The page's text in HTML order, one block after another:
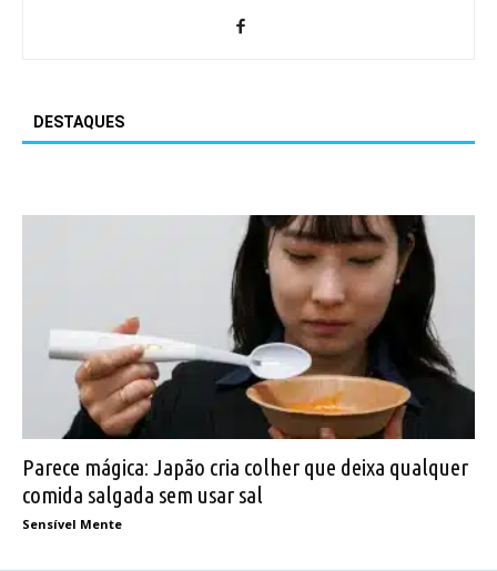
DESTAQUES
Parece mágica: Japão cria colher que deixa qualquer
comida salgada sem usar sal
Sensível Mente